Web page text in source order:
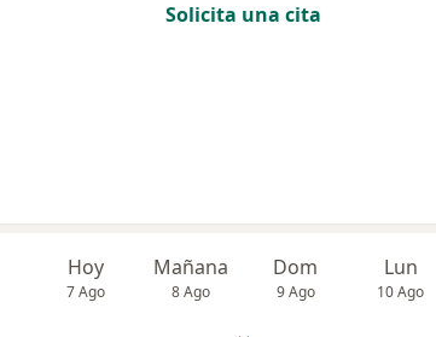
Solicita una cita
Hoy
7 Ago
Mañana
8 Ago
Dom
9 Ago
Lun
10 Ago